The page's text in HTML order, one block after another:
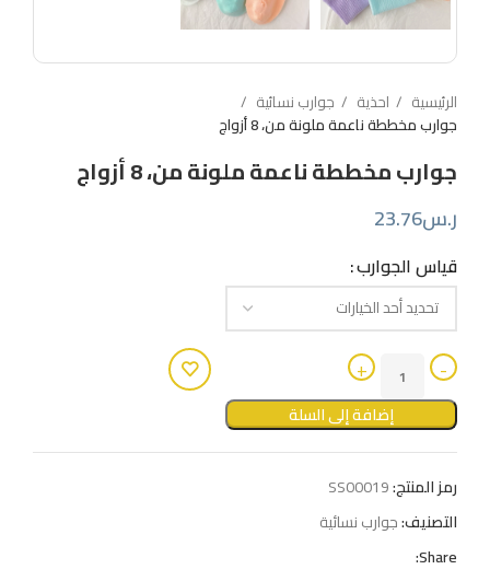
الرئيسية احذية
جوارب نسائية
جوارب مخططة ناعمة ملونة من، 8 أزواج
جوارب مخططة ناعمة ملونة من، 8 أزواج
ر.س23.76
قياس الجوارب
إضافة إلى السلة
رمز المنتج:SS00019
التصنيف:جوارب نسائية
Share: